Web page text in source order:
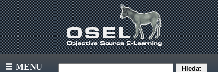
III MENU